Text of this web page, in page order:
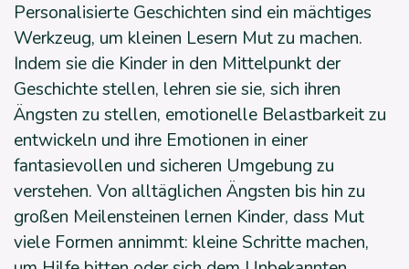
Personalisierte Geschichten sind ein mächtiges
Werkzeug, um kleinen Lesern Mut zu machen.
Indem sie die Kinder in den Mittelpunkt der
Geschichte stellen, lehren sie sie, sich ihren
Ängsten zu stellen, emotionelle Belastbarkeit zu
entwickeln und ihre Emotionen in einer
fantasievollen und sicheren Umgebung zu
verstehen. Von alltäglichen Ängsten bis hin zu
großen Meilensteinen lernen Kinder, dass Mut
viele Formen annimmt: kleine Schritte machen,